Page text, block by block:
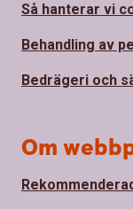
Så hanterar vi
Behandling av
Bedrägeri och
Om